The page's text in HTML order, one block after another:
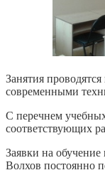
Занятия
современными
С перечнем
соответствующих
Заявки на обучение
Волхов постоянно